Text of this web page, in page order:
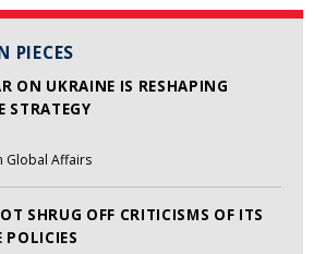
PIECES
ON UKRAINE IS RESHAPING
STRATEGY
Global Affairs
SHRUG OFF CRITICISMS OF ITS
POLICIES